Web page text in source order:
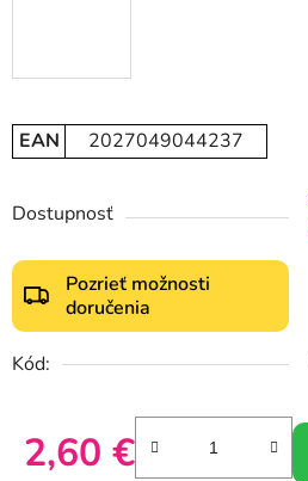
EAN 2027049044237
Dostupnosť
Pozrieť možnosti
doručenia
Kód:
2,60 €